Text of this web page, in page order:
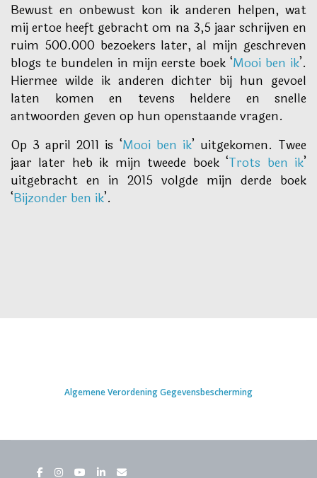
Bewust en onbewust kon ik anderen helpen, wat
mij ertoe heeft gebracht om na 3,5 jaar schrijven en
ruim 500.000 bezoekers later, al mijn geschreven
blogs te bundelen in mijn eerste boek ‘Mooi ben ik’.
Hiermee wilde ik anderen dichter bij hun gevoel
laten komen en tevens heldere en snelle
antwoorden geven op hun openstaande vragen.
Op 3 april 2011 is ‘Mooi ben ik’ uitgekomen. Twee
jaar later heb ik mijn tweede boek ‘Trots ben ik’
uitgebracht en in 2015 volgde mijn derde boek
‘Bijzonder ben ik’.
Algemene Verordening Gegevensbescherming